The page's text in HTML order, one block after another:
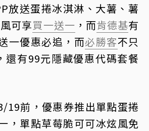
放送蛋捲冰淇淋、大薯、薯
可享買一送一 ，而肯德基有
一優惠必追，而必勝客不只
還有99元隱藏優惠代碼套餐
19前，優惠券推出單點蛋捲
，單點草莓脆可可冰炫風免